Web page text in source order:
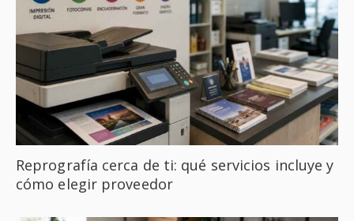
Reprografía cerca de ti: qué servicios incluye y
cómo elegir proveedor